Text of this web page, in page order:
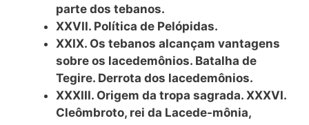
parte dos tebanos.
XXVII. Política de Pelópidas.
XXIX. Os tebanos alcançam vantagens
sobre os lacedemônios. Batalha de
Tegire. Derrota dos lacedemônios.
XXXIII. Origem da tropa sagrada. XXXVI.
Cleômbroto, rei da Lacede-mônia,